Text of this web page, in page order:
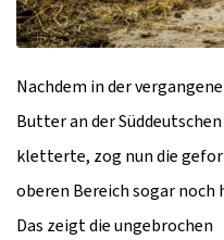
Nachdem in der
Butter an der
kletterte, zog nun die
oberen Bereich sogar noch
Das zeigt die ungebrochen